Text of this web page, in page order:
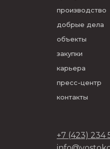
производство
добрые дела
объекты
закупки
карьера
пресс-центр
контакты
+7 (423) 234